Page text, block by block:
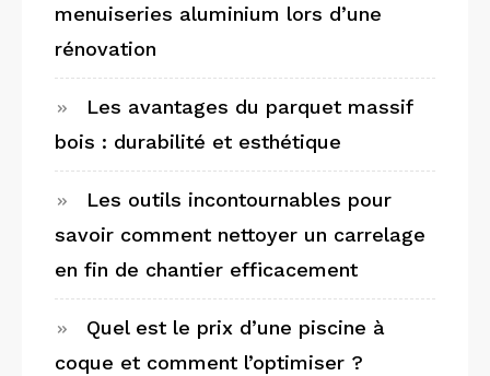
menuiseries aluminium lors d’une
rénovation
Les avantages du parquet massif
bois : durabilité et esthétique
Les outils incontournables pour
savoir comment nettoyer un carrelage
en fin de chantier efficacement
Quel est le prix d’une piscine à
coque et comment l’optimiser ?